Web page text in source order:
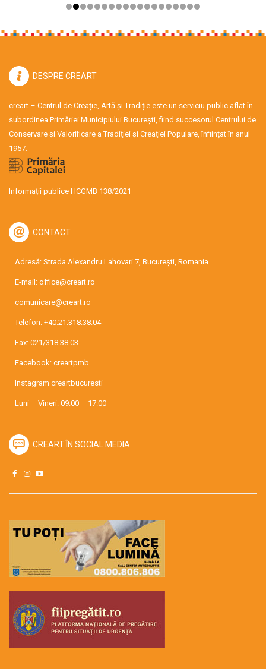
DESPRE CREART
creart – Centrul de Creație, Artă și Tradiție este un serviciu public aflat în
subordinea Primăriei Municipiului București, fiind succesorul Centrului de
Conservare şi Valorificare a Tradiţiei şi Creaţiei Populare, înființat în anul
1957.
Informații publice HCGMB 138/2021
CONTACT
Adresă: Strada Alexandru Lahovari 7, București, Romania
E-mail: office@creart.ro
comunicare@creart.ro
Telefon: +40.21.318.38.04
Fax: 021/318.38.03
Facebook: creartpmb
Instagram creartbucuresti
Luni – Vineri: 09:00 – 17:00
CREART ÎN SOCIAL MEDIA